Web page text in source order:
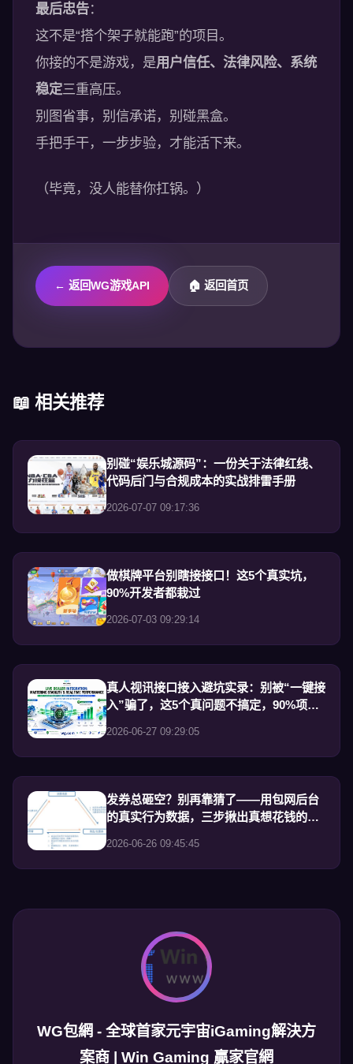
最后忠告：
这不是“搭个架子就能跑”的项目。
你接的不是游戏，是用户信任、法律风险、系统
稳定三重高压。
别图省事，别信承诺，别碰黑盒。
手把手干，一步步验，才能活下来。
（毕竟，没人能替你扛锅。）
← 返回WG游戏API 🏠 返回首页
📖 相关推荐
别碰“娱乐城源码”：一份关于法律红线、
代码后门与合规成本的实战排雷手册
2026-07-07 09:17:36
做棋牌平台别瞎接接口！这5个真实坑，
90%开发者都栽过
2026-07-03 09:29:14
真人视讯接口接入避坑实录：别被“一键接
入”骗了，这5个真问题不搞定，90%项目
2026-06-27 09:29:05
发券总砸空？别再靠猜了——用包网后台
的真实行为数据，三步揪出真想花钱的玩
2026-06-26 09:45:45
WG包網 - 全球首家元宇宙iGaming解決方
案商 | Win Gaming 贏家官網